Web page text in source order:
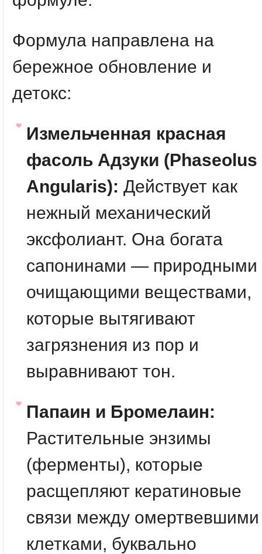
Формула направлена на
бережное обновление и
детокс:
Измельченная красная
фасоль Адзуки (Phaseolus
Angularis): Действует как
нежный механический
эксфолиант. Она богата
сапонинами — природными
очищающими веществами,
которые вытягивают
загрязнения из пор и
выравнивают тон.
Папаин и Бромелаин:
Растительные энзимы
(ферменты), которые
расщепляют кератиновые
связи между омертвевшими
клетками, буквально